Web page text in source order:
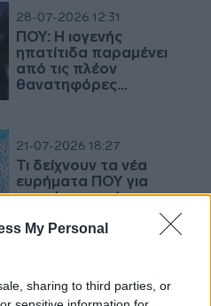
My Personal
sharing to third parties, or
28-07-2026 12:31
ΠΟΥ: Η ιογενής
ηπατίτιδα παραμένει
από τις πλέον
θανατηφόρες
21-07-2026 18:27
Τι δείχνουν τα νέα
ευρήματα ΠΟΥ για
παγκόσμια πείνα και το
διατροφής
Οι θάνατοι από